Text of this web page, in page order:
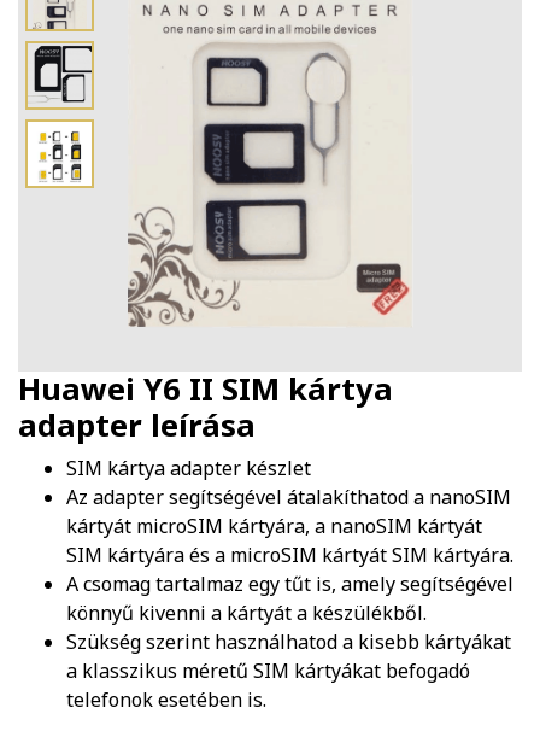
Huawei Y6 II SIM kártya
adapter leírása
SIM kártya adapter készlet
Az adapter segítségével átalakíthatod a nanoSIM
kártyát microSIM kártyára, a nanoSIM kártyát
SIM kártyára és a microSIM kártyát SIM kártyára.
A csomag tartalmaz egy tűt is, amely segítségével
könnyű kivenni a kártyát a készülékből.
Szükség szerint használhatod a kisebb kártyákat
a klasszikus méretű SIM kártyákat befogadó
telefonok esetében is.